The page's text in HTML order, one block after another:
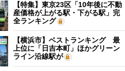
【特集】東京23区「10年後に不動
産価格が上がる駅・下がる駅」完
全ランキング
【横浜市】ベストランキング 最
上位に「日吉本町」ほかグリーン
ライン沿線駅が